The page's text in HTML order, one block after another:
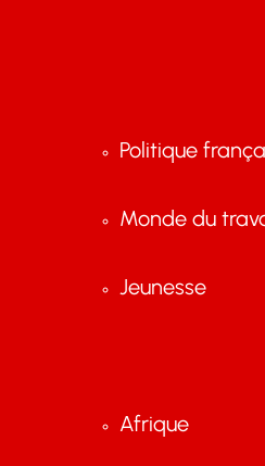
Politique
Monde du
Jeunesse
Afrique